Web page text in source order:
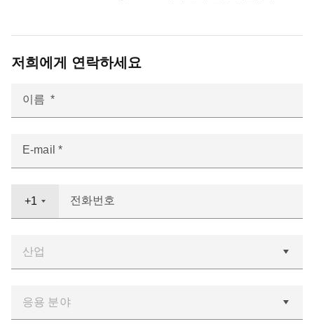
저희에게 연락하세요
이름
E-mail
전화번호
+1